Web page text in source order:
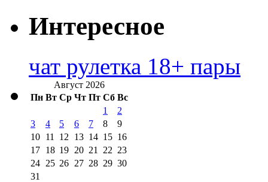
Интересное
чат рулетка 18+ пары
Август 2026
Пн Вт Ср Чт Пт Сб Вс
1
2
3
4 5 6 7 8
9
10 11 12 13 14 15 16
17 18 19 20 21 22 23
24 25 26 27 28 29 30
31